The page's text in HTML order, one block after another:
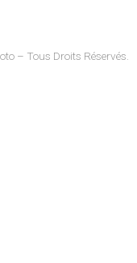
– Tous Droits Réservés.